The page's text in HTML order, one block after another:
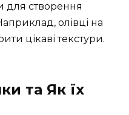
для створення
олівці на
цікаві текстури.
та Як їх